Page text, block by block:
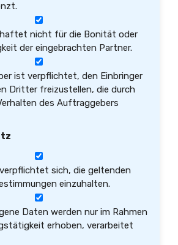
haftet nicht für die Bonität oder
der eingebrachten Partner.
ist verpflichtet, den Einbringer
Dritter freizustellen, die durch
des Auftraggebers
sich, die geltenden
einzuhalten.
Daten werden nur im Rahmen
erhoben, verarbeitet